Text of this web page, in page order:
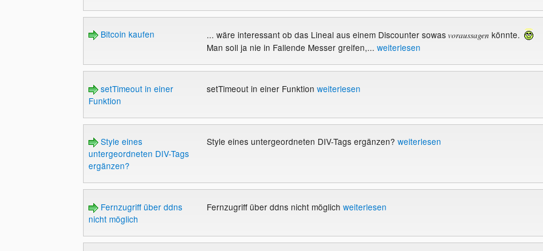
Bitcoin kaufen ... wäre interessant ob das Lineal aus einem Discounter sowasvoraussagenkönnte.
Man soll ja nie in Fallende Messer greifen,... weiterlesen
setTimeout in einer
Funktion
setTimeout in einer Funktion weiterlesen
Style eines
untergeordneten DIV-Tags
ergänzen?
Style eines untergeordneten DIV-Tags ergänzen? weiterlesen
Fernzugriff über ddns
nicht möglich
Fernzugriff über ddns nicht möglich weiterlesen